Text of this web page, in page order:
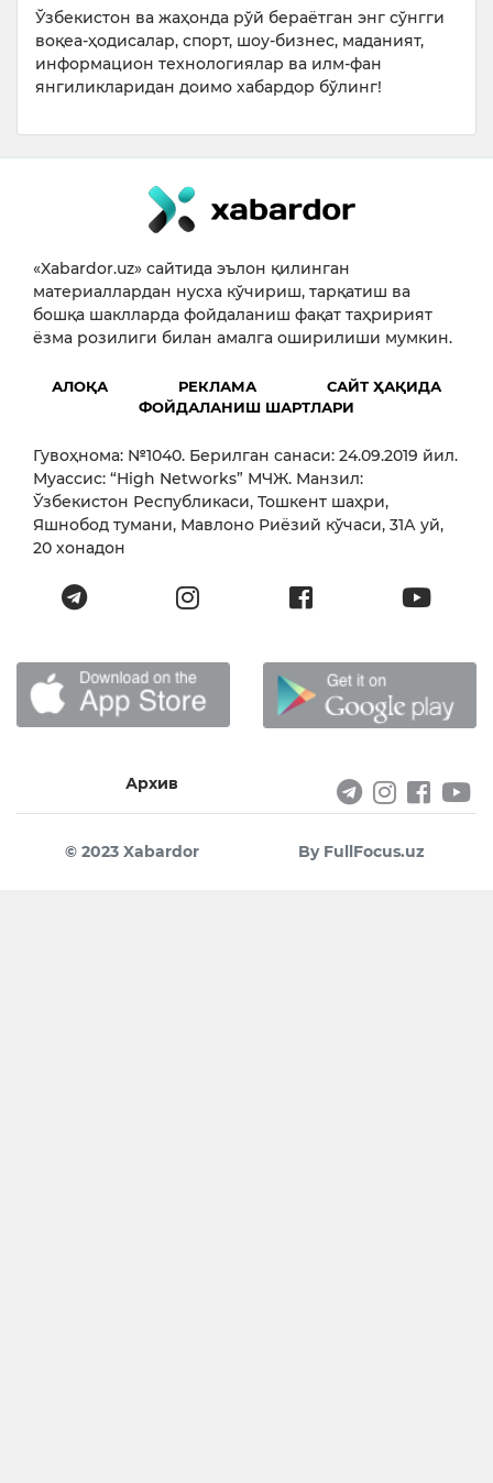
Ўзбекистон ва жаҳонда рўй бераётган энг сўнгги
воқеа-ҳодисалар, спорт, шоу-бизнес, маданият,
информацион технологиялар ва илм-фан
янгиликларидан доимо хабардор бўлинг!
«Xabardor.uz» сайтида эълон қилинган
материаллардан нусха кўчириш, тарқатиш ва
бошқа шаклларда фойдаланиш фақат таҳририят
ёзма розилиги билан амалга оширилиши мумкин.
АЛОҚА РЕКЛАМА
САЙТ ҲАҚИДА
ФОЙДАЛАНИШ ШАРТЛАРИ
Гувоҳнома: №1040. Берилган санаси: 24.09.2019 йил.
Муассис: “High Networks” МЧЖ. Манзил:
Ўзбекистон Республикаси, Тошкент шаҳри,
Яшнобод тумани, Мавлоно Риёзий кўчаси, 31А уй,
20 хонадон
Архив
© 2023 Xabardor By FullFocus.uz